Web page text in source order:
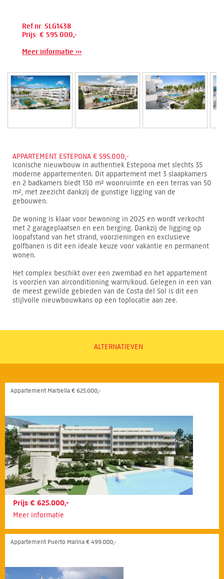
Ref.nr: SLG1438
Prijs: € 595.000,-
Meer informatie ›››
APPARTEMENT ESTEPONA € 595.000,-
Iconische nieuwbouw in authentiek Estepona met slechts 35
moderne appartementen. Dit appartement met 3 slaapkamers
en 2 badkamers biedt 130 m² woonruimte en een terras van 50
m², met zeezicht dankzij de gunstige ligging van de
gebouwen.
De woning is klaar voor bewoning in 2025 en wordt verkocht
met 2 garageplaatsen en een berging. Dankzij de ligging op
loopafstand van het strand, voorzieningen en exclusieve
golfbanen is dit een ideale keuze voor vakantie en permanent
wonen.
Het complex beschikt over een zwembad en het appartement
is voorzien van airconditioning warm/koud. Gelegen in een van
de meest gewilde gebieden van de Costa del Sol is dit een
stijlvolle nieuwbouwkans op een toplocatie aan zee.
ALTERNATIEVEN
Appartement Marbella € 625.000,-
Prijs € 625.000,-
Meer informatie
Appartement Puerto Marina € 499.000,-